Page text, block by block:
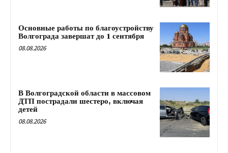
Основные работы по благоустройству
Волгограда завершат до 1 сентября
08.08.2026
В Волгоградской области в массовом
ДТП пострадали шестеро, включая
детей
08.08.2026